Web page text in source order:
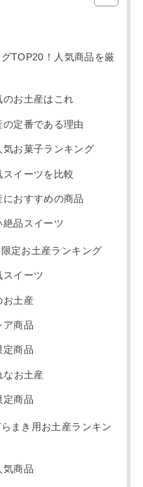
TOP20！人気商品を厳
のお土産はこれ
定番である理由
気お菓子ランキング
スイーツを比較
おすすめの商品
絶品スイーツ
定お土産ランキング
スイーツ
お土産
ア商品
定商品
なお土産
定商品
まき用お土産ランキン
気商品